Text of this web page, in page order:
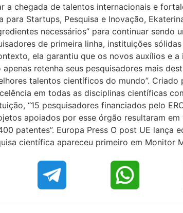
a chegada de talentos internacionais e
para Startups, Pesquisa e Inovação,
necessários” para continuar sendo
de primeira linha, instituições
ela garantiu que os novos auxílios e a
retenha seus pesquisadores mais
talentos científicos do mundo”. Criado
em todas as disciplinas científicas
“15 pesquisadores financiados pelo
apoiados por esse órgão resultaram
patentes”. Europa Press O post UE lança
científica apareceu primeiro em Monitor